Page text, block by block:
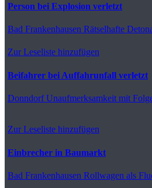
Person bei Explosion verletzt
Bad Frankenhausen Rätselhafte
Zur Leseliste hinzufügen
Beifahrer bei Auffahrunfall verletzt
DonndorfUnaufmerksamkeit mit
Zur Leseliste hinzufügen
Einbrecher in Baumarkt
Bad Frankenhausen Rollwagen als